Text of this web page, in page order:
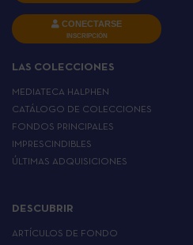
CONECTARSE
INSCRIPCIÓN
LAS COLECCIONES
MEDIATECA HALPHEN
CATÁLOGO DE COLECCIONES
FONDOS PRINCIPALES
IMPRESCINDIBLES
ÚLTIMAS ADQUISICIONES
DESCUBRIR
ARTÍCULOS DE FONDO